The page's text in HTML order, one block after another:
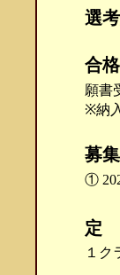
選
合
願書
※納
募
①
定
１